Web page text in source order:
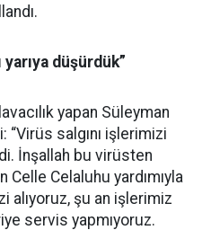
düşürdük”
yapan Süleyman
“Virüs salgını işlerimizi
İnşallah bu virüsten
Celle Celaluhu yardımıyla
alıyoruz, şu an işlerimiz
servis yapmıyoruz.